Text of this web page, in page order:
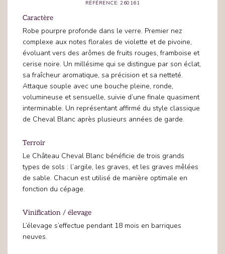
RÉFÉRENCE: 260161
Caractère
Robe pourpre profonde dans le verre. Premier nez
complexe aux notes florales de violette et de pivoine,
évoluant vers des arômes de fruits rouges, framboise et
cerise noire. Un millésime qui se distingue par son éclat,
sa fraîcheur aromatique, sa précision et sa netteté.
Attaque souple avec une bouche pleine, ronde,
volumineuse et sensuelle, suivie d’une finale quasiment
interminable. Un représentant affirmé du style classique
de Cheval Blanc après plusieurs années de garde.
Terroir
Le Château Cheval Blanc bénéficie de trois grands
types de sols : l’argile, les graves, et les graves mêlées
de sable. Chacun est utilisé de manière optimale en
fonction du cépage.
Vinification / élevage
L’élevage s’effectue pendant 18 mois en barriques
neuves.